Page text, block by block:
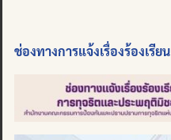
ช่องทางการแจ้งเรื่องร้องเรียน